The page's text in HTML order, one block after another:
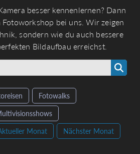
besser kennenlernen? Dann
bei uns. Wir zeigen
sondern wie du auch bessere
Bildaufbau erreichst.
Fotowalks
Monat
Nächster Monat